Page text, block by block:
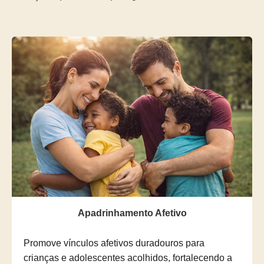
Apadrinhamento Afetivo
Promove vínculos afetivos duradouros para
crianças e adolescentes acolhidos, fortalecendo a